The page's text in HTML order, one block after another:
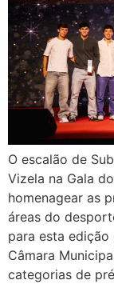
O escalão de
Vizela na Gala
homenagear as
áreas do
para esta
Câmara
categorias de